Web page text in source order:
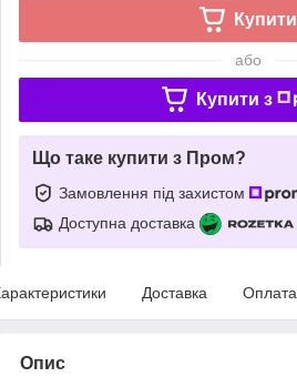
Купити
або
Купити з
Що таке купити з Пром?
Замовлення під захистом
Доступна доставка
Доставка Оплата
Опис